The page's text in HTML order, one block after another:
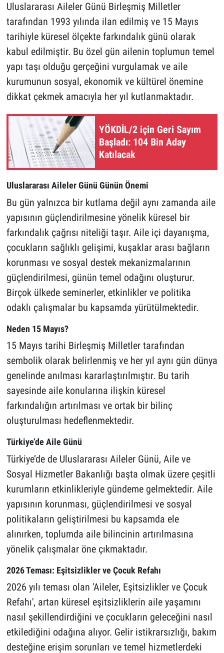
Uluslararası Aileler Günü Birleşmiş Milletler
tarafından 1993 yılında ilan edilmiş ve 15 Mayıs
tarihiyle küresel ölçekte farkındalık günü olarak
kabul edilmiştir. Bu özel gün ailenin toplumun temel
yapı taşı olduğu gerçeğini vurgulamak ve aile
kurumunun sosyal, ekonomik ve kültürel önemine
dikkat çekmek amacıyla her yıl kutlanmaktadır.
YÖKDİL/2 için Geri Sayım
Başladı: 104 Bin Aday
Katılacak
Uluslararası Aileler Günü Günün Önemi
Bu gün yalnızca bir kutlama değil aynı zamanda aile
yapısının güçlendirilmesine yönelik küresel bir
farkındalık çağrısı niteliği taşır. Aile içi dayanışma,
çocukların sağlıklı gelişimi, kuşaklar arası bağların
korunması ve sosyal destek mekanizmalarının
güçlendirilmesi, günün temel odağını oluşturur.
Birçok ülkede seminerler, etkinlikler ve politika
odaklı çalışmalar bu kapsamda yürütülmektedir.
Neden 15 Mayıs?
15 Mayıs tarihi Birleşmiş Milletler tarafından
sembolik olarak belirlenmiş ve her yıl aynı gün dünya
genelinde anılması kararlaştırılmıştır. Bu tarih
sayesinde aile konularına ilişkin küresel
farkındalığın artırılması ve ortak bir bilinç
oluşturulması hedeflenmektedir.
Türkiye’de Aile Günü
Türkiye’de de Uluslararası Aileler Günü, Aile ve
Sosyal Hizmetler Bakanlığı başta olmak üzere çeşitli
kurumların etkinlikleriyle gündeme gelmektedir. Aile
yapısının korunması, güçlendirilmesi ve sosyal
politikaların geliştirilmesi bu kapsamda ele
alınırken, toplumda aile bilincinin artırılmasına
yönelik çalışmalar öne çıkmaktadır.
2026 Teması: Eşitsizlikler ve Çocuk Refahı
2026 yılı teması olan 'Aileler, Eşitsizlikler ve Çocuk
Refahı', artan küresel eşitsizliklerin aile yaşamını
nasıl şekillendirdiğini ve çocukların geleceğini nasıl
etkilediğini odağına alıyor. Gelir istikrarsızlığı, bakım
desteğine erişim sorunları ve temel hizmetlerdeki